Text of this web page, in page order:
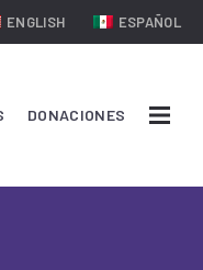
ENGLISH ESPAÑOL
DONACIONES